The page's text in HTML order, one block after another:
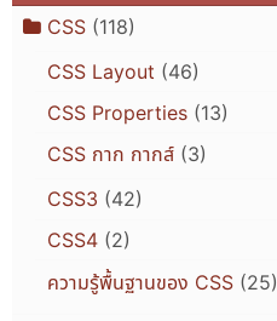
CSS(118)
CSS Layout (46)
CSS Properties(13)
CSS กาก กากส์(3)
CSS3 (42)
CSS4(2)
ความรู้พื้นฐานของ CSS(25)